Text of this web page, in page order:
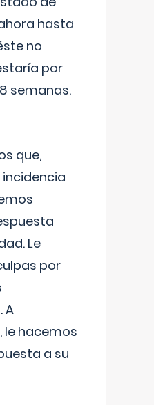
hasta
no
por
semanas.
que,
Le
por
A
le hacemos
a su